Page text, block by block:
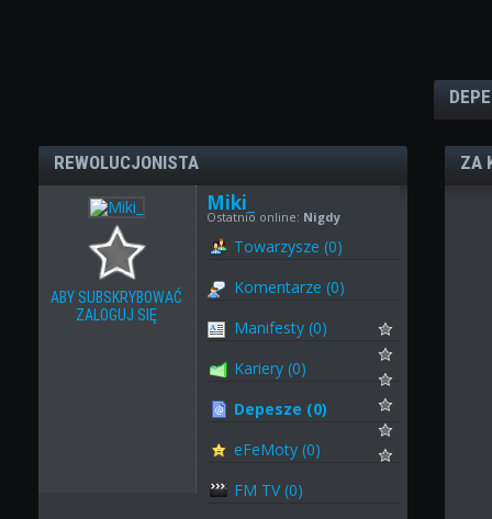
REWOLUCJONISTA
ABY SUBSKRYBOWAĆ
ZALOGUJ SIĘ
Miki_
Ostatnio online: Nigdy
Towarzysze (0)
Komentarze (0)
Manifesty (0)
Kariery (0)
Depesze (0)
eFeMoty (0)
FM TV (0)
ZA